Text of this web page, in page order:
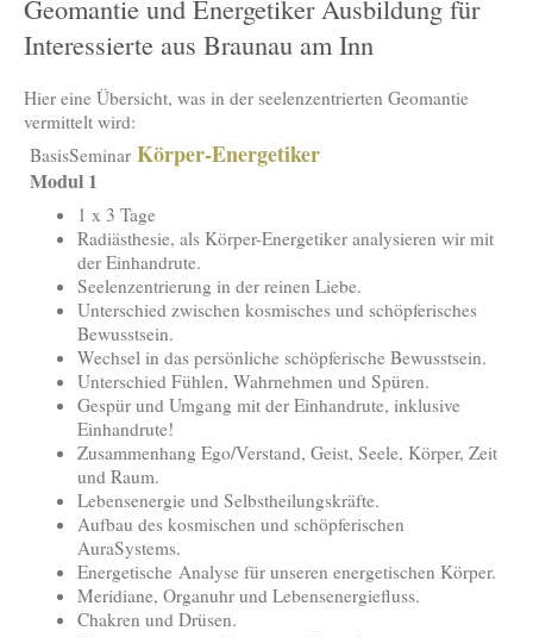
Geomantie und Energetiker Ausbildung für
Interessierte aus Braunau am Inn
Hier eine Übersicht, was in der seelenzentrierten Geomantie
vermittelt wird:
BasisSeminar Körper-Energetiker
Modul 1
1 x 3 Tage
Radiästhesie, als Körper-Energetiker analysieren wir mit
der Einhandrute.
Seelenzentrierung in der reinen Liebe.
Unterschied zwischen kosmisches und schöpferisches
Bewusstsein.
Wechsel in das persönliche schöpferische Bewusstsein.
Unterschied Fühlen, Wahrnehmen und Spüren.
Gespür und Umgang mit der Einhandrute, inklusive
Einhandrute!
Zusammenhang Ego/Verstand, Geist, Seele, Körper, Zeit
und Raum.
Lebensenergie und Selbstheilungskräfte.
Aufbau des kosmischen und schöpferischen
AuraSystems.
Energetische Analyse für unseren energetischen Körper.
Meridiane, Organuhr und Lebensenergiefluss.
Chakren und Drüsen.